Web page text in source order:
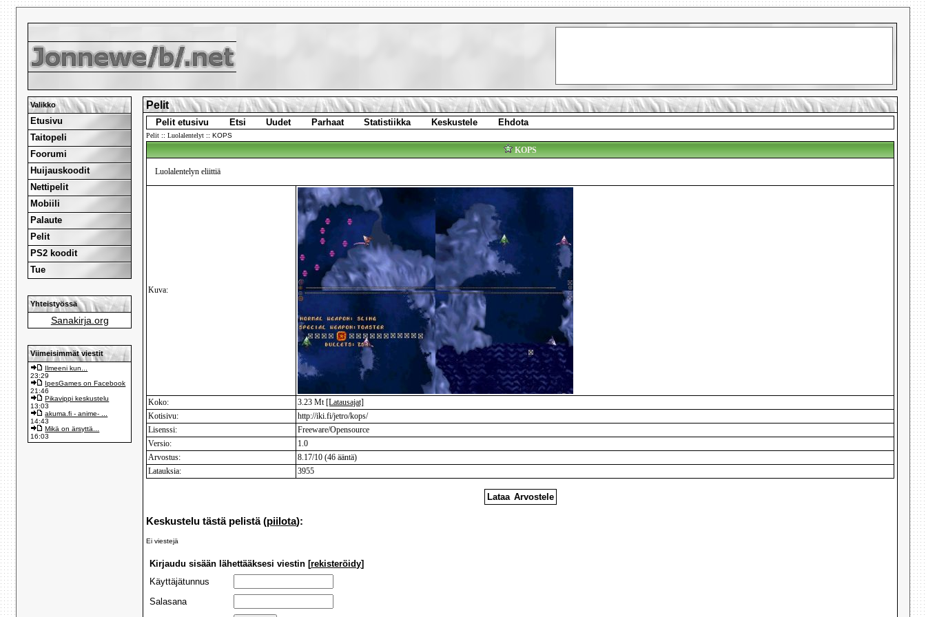
Valikko
Etusivu
Taitopeli
Foorumi
Huijauskoodit
Nettipelit
Mobiili
Palaute
Pelit
PS2 koodit
Tue
Yhteistyössä
Sanakirja.org
Viimeisimmät viestit
Ilmeeni kun...
23:29
IpesGames on Facebook
21:46
Pikavippi keskustelu
13:03
akuma.fi - anime- ...
14:43
Mikä on ärsyttä...
16:03
Pelit
Pelit etusivu Etsi Uudet Parhaat Statistiikka Keskustele Ehdota
Pelit ::Luolalentelyt ::KOPS
KOPS
Luolalentelyn eliittiä
Kuva:
Koko: 3.23 Mt [Latausajat]
Kotisivu:
http://iki.fi/jetro/kops/
Lisenssi:
Freeware/Opensource
Versio:
1.0
Arvostus:
8.17/10 (46 ääntä)
Latauksia:
3955
Lataa Arvostele
Keskustelu tästä pelistä (piilota):
Ei viestejä
Kirjaudu sisään lähettääksesi viestin [rekisteröidy]
Käyttäjätunnus
Salasana